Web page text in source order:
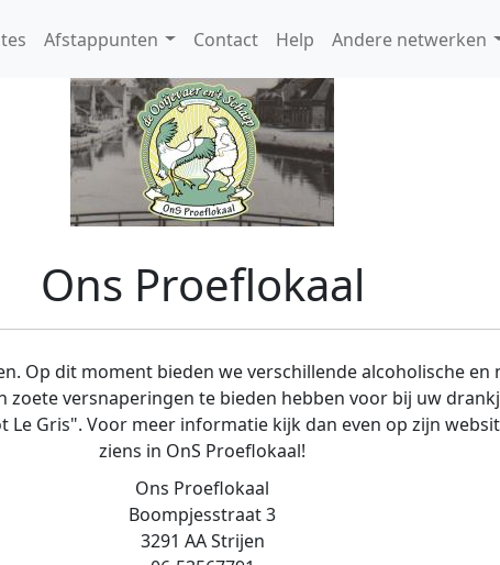
Afstappunten Contact Help Andere netwerken
Ons Proeflokaal
Op dit moment bieden we verschillende alcoholische en
versnaperingen te bieden hebben voor bij uw
Gris". Voor meer informatie kijk dan even op zijn
ziens in OnS Proeflokaal!
Ons Proeflokaal
Boompjesstraat 3
3291 AA Strijen